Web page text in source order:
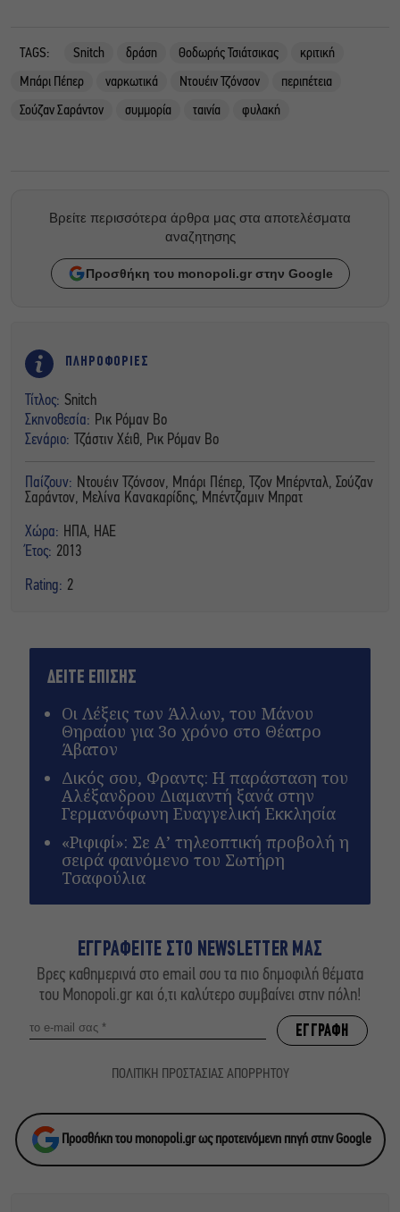
TAGS: Snitch δράση Θοδωρής Τσιάτσικας
κριτική
Μπάρι Πέπερ
ναρκωτικά Ντουέιν Τζόνσον
περιπέτεια
Σούζαν Σαράντον
συμμορία ταινία φυλακή
Βρείτε περισσότερα άρθρα μας στα αποτελέσματα
αναζητησης
Προσθήκη του monopoli.gr στην Google
ΠΛΗΡΟΦΟΡΙΕΣ
Τίτλος: Snitch
Σκηνοθεσία: Ρικ Ρόμαν Βο
Σενάριο:
Τζάστιν Χέιθ, Ρικ Ρόμαν Βο
Παίζουν: Ντουέιν Τζόνσον, Μπάρι Πέπερ, Τζον Μπέρνταλ, Σούζαν
Σαράντον, Μελίνα Κανακαρίδης, Μπέντζαμιν Μπρατ
Χώρα: ΗΠΑ, ΗΑΕ
Έτος: 2013
Rating: 2
ΔΕΙΤΕ ΕΠΙΣΗΣ
Οι Λέξεις των Άλλων, του Μάνου
Θηραίου για 3ο χρόνο στο Θέατρο
Άβατον
Δικός σου, Φραντς: Η παράσταση του
Αλέξανδρου Διαμαντή ξανά στην
Γερμανόφωνη Ευαγγελική Εκκλησία
«Ριφιφί»: Σε Α’ τηλεοπτική προβολή η
σειρά φαινόμενο του Σωτήρη
Τσαφούλια
ΕΓΓΡΑΦΕΙΤΕ ΣΤΟ NEWSLETTER ΜΑΣ
Βρες καθημερινά στο email σου τα πιο δημοφιλή θέματα
του Monopoli.gr και ό,τι καλύτερο συμβαίνει στην πόλη!
ΠΟΛΙΤΙΚΗ ΠΡΟΣΤΑΣΙΑΣ ΑΠΟΡΡΗΤΟΥ
Προσθήκη του monopoli.gr ως προτεινόμενη πηγή στην Google